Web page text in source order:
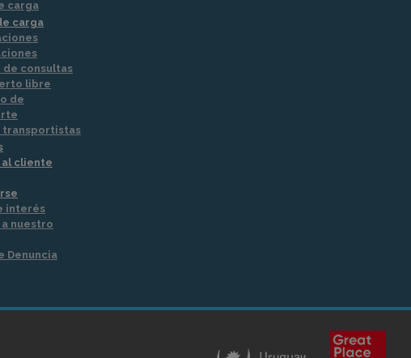
carga
carga
de consultas
libre
de
transportistas
cliente
interés
a nuestro
Denuncia